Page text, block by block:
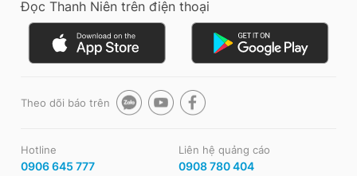
Đọc Thanh Niên trên điện thoại
Theo dõi báo trên
Hotline
0906 645 777
Liên hệ quảng cáo
0908 780 404